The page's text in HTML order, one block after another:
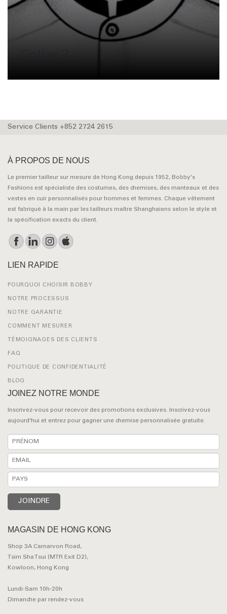
Service Clients +852 2724 2615
À PROPOS DE NOUS
Le premier tailleur sur mesure de Hong Kong depuis 1952, Bobby's
Fashions est spécialiste des costumes, des chemises, des manteaux et des
vestes en cuir personnalisés pour hommes et femmes. Chaque vêtement
est fabriqué à la main par les tailleurs maître Shanghaiens selon le style et
la spécification exacts du client.
LIEN RAPIDE
POURQUOI CHOISIR BOBBY
NOTRE PROCESSUS
NOTRE GARANTIE
COMMENT MESURER
TÉMOIGNAGES DES CLIENTS
FAQ
POLITIQUE DE CONFIDENTIALITÉ
BLOG
JOINEZ NOTRE MONDE
Inscrivez-vous pour recevoir des promotions exclusives. Inscrivez-vous
aujourd'hui et entrez pour gagner une chemise personnalisée gratuite.
MAGASIN DE HONG KONG
Shop 3A Carnarvon Road,
Tsim Sha Tsui (MTR Exit D2),
Kowloon, Hong Kong
Lundi-Sam 10h-20h
Dimanche par rendez-vous